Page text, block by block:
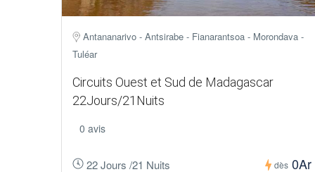
Antananarivo - Antsirabe - Fianarantsoa - Morondava -
Tuléar
Circuits Ouest et Sud de Madagascar
22Jours/21Nuits
0 avis
22 Jours /21 Nuits dès 0Ar